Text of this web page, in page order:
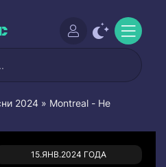
2024 » Montreal - Не
15.ЯНВ.2024 ГОДА
0